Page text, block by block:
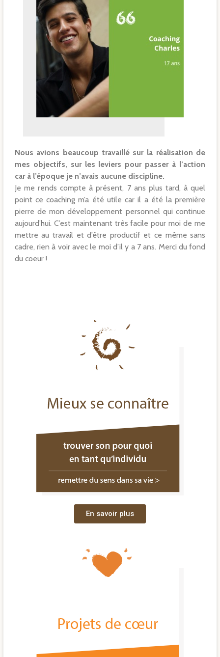
Nous avions beaucoup travaillé sur la réalisation de
mes objectifs, sur les leviers pour passer à l’action
car à l’époque je n’avais aucune discipline.
Je me rends compte à présent, 7 ans plus tard, à quel
point ce coaching m’a été utile car il a été la première
pierre de mon développement personnel qui continue
aujourd’hui. C’est maintenant très facile pour moi de me
mettre au travail et d’être productif et ce même sans
cadre, rien à voir avec le moi d’il y a 7 ans. Merci du fond
du coeur !
En savoir plus